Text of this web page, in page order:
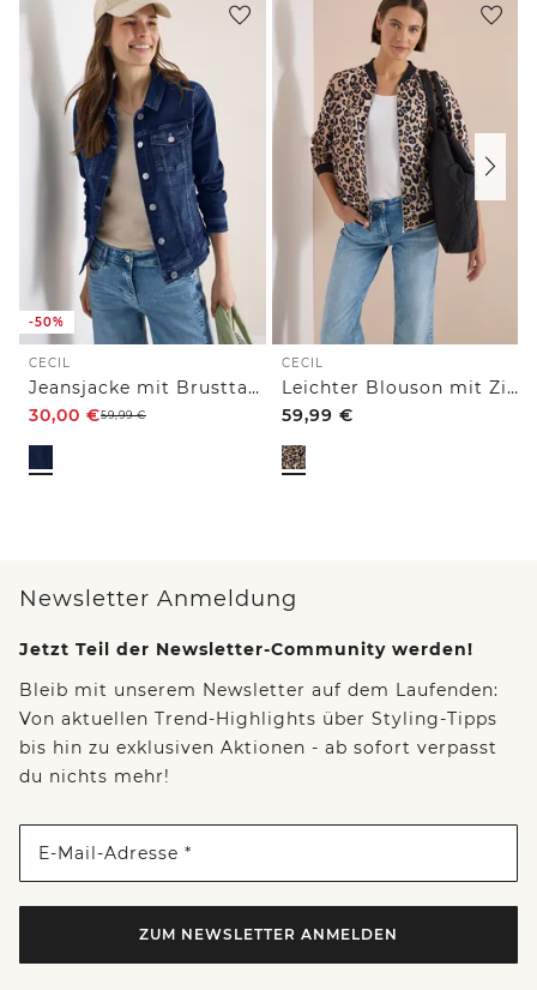
-50%
CECIL
Jeansjacke mit Brusttaschen und Knöpfen
30,00 €59,99€
CECIL
Leichter Blouson mit Zipper und Leo-Print
59,99 €
Newsletter Anmeldung
Jetzt Teil der Newsletter-Community werden!
Bleib mit unserem Newsletter auf dem Laufenden:
Von aktuellen Trend-Highlights über Styling-Tipps
bis hin zu exklusiven Aktionen - ab sofort verpasst
du nichts mehr!
E-Mail-Adresse *
ZUM NEWSLETTER ANMELDEN